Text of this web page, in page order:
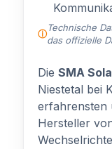
Technische
das offizielle
Die SMA
Niestetal bei
erfahrensten
Hersteller